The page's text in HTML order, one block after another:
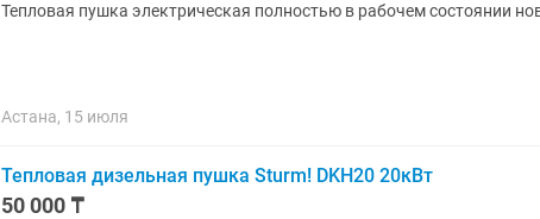
Тепловая пушка электрическая полностью в рабочем состоянии
Астана, 15 июля
Тепловая дизельная пушка Sturm! DKH20 20кВт
50 000 ₸